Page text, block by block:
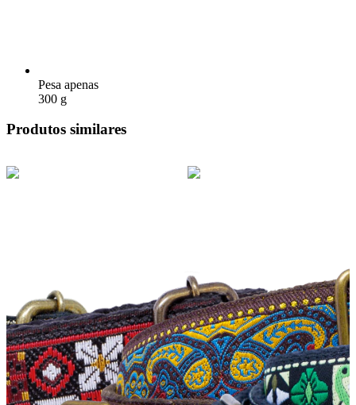
Pesa apenas
300 g
Produtos similares